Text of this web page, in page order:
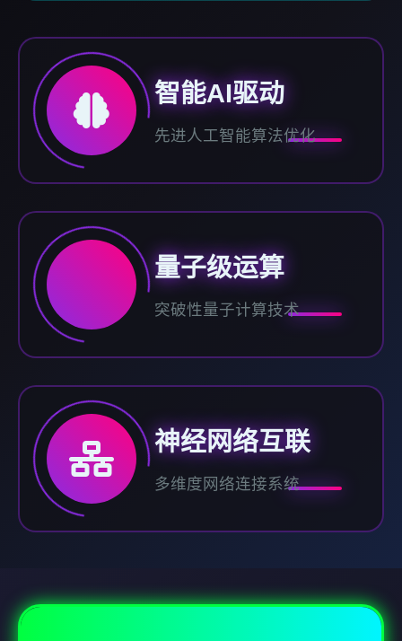
智能AI驱动
先进人工智能算法优化
量子级运算
突破性量子计算技术
神经网络互联
多维度网络连接系统